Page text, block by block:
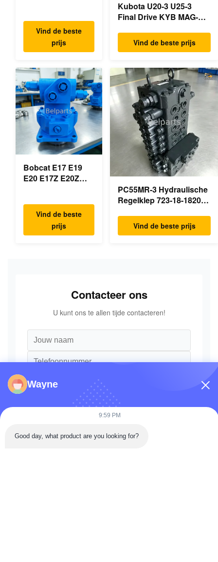
Hoofdhydraulische
pomp OEM
PSVD2-17E B0600-
16017
Minigraafmachine
Vind de beste
prijs
Kubota U20-3 U25-3
Final Drive KYB MAG-
Reismotor B0240-18076
RB511-61290 RB559-
mini-
graafmachineonderdelen
Vind de beste prijs
Bobcat E17 E19
E20 E17Z E20Z
7024419 Voor mini
graafmachine
Vind de beste
prijs
PC55MR-3 Hydraulische
Regelklep 723-18-18200
18202 voor KOMATSU
Graafmachine Originele
Vind de beste prijs
Contacteer ons
U kunt ons te allen tijde contacteren!
Wayne
9:59 PM
Good day, what product are you looking for?